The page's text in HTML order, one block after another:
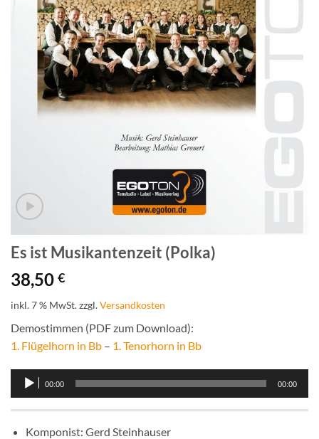
Es ist Musikantenzeit (Polka)
38,50 €
inkl. 7 % MwSt.zzgl.Versandkosten
Demostimmen (PDF zum Download):
1. Flügelhorn in Bb – 1. Tenorhorn in Bb
Audio-
Player
00:00 00:00
Komponist: Gerd Steinhauser